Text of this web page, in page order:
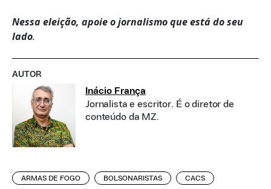
Nessa eleição, apoie o jornalismo que está do seu
lado.
AUTOR
Inácio França
Jornalista e escritor. É o diretor de
conteúdo da MZ.
ARMAS DE FOGO BOLSONARISTAS CACS